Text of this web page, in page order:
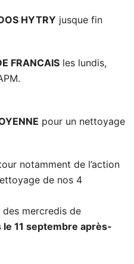
HYTRY jusque fin
FRANCAIS les lundis,
pour un nettoyage
notamment de l’action
de nos 4
mercredis de
le 11 septembre après-